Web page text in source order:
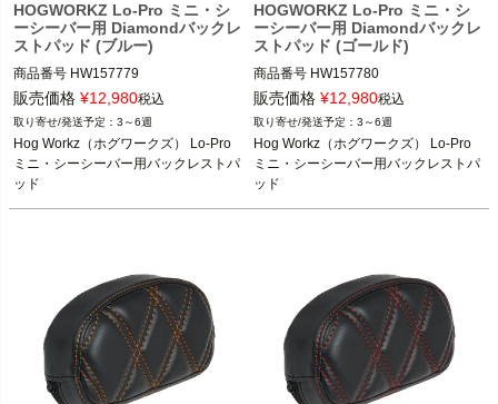
HOGWORKZ Lo-Pro ミニ・シ
ーシーバー用 Diamondバックレ
ストパッド (ブルー)
商品番号 HW157779
販売価格 ¥12,980税込
3～6週
Hog Workz（ホグワークズ） Lo-Pro
ミニ・シーシーバー用バックレストパ
ッド
HOGWORKZ Lo-Pro ミニ・シ
ーシーバー用 Diamondバックレ
ストパッド (ゴールド)
商品番号 HW157780
販売価格 ¥12,980税込
3～6週
Hog Workz（ホグワークズ） Lo-Pro
ミニ・シーシーバー用バックレストパ
ッド